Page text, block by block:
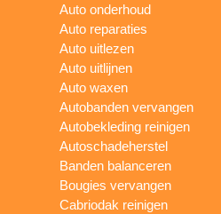
Auto onderhoud
Auto reparaties
Auto uitlezen
Auto uitlijnen
Auto waxen
Autobanden vervangen
Autobekleding reinigen
Autoschadeherstel
Banden balanceren
Bougies vervangen
Cabriodak reinigen